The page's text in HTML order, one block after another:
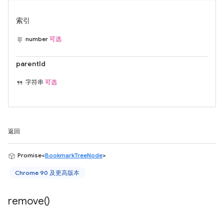
索引
number 可选
parentId
字符串 可选
返回
Promise<BookmarkTreeNode>
Chrome 90 及更高版本
remove()